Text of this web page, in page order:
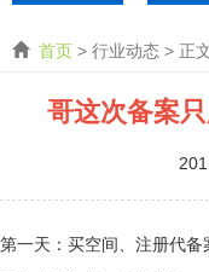
首页 > 行业动态 > 正
哥这次备案
第一天：买空间、注册代备